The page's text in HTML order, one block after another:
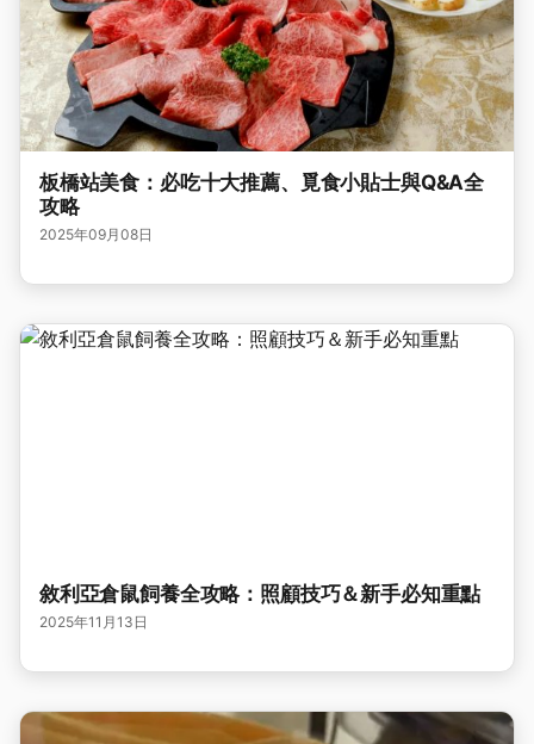
板橋站美食：必吃十大推薦、覓食小貼士與Q&A全
攻略
2025年09月08日
敘利亞倉鼠飼養全攻略：照顧技巧＆新手必知重點
2025年11月13日